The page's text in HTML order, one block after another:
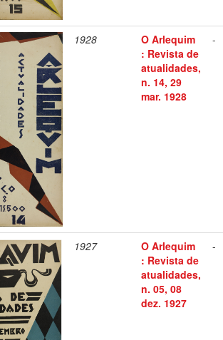
1928
O Arlequim
: Revista de
atualidades,
n. 14, 29
mar. 1928
-
1927
O Arlequim
: Revista de
atualidades,
n. 05, 08
dez. 1927
-